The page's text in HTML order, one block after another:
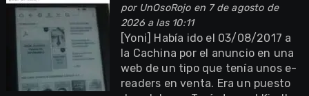
por UnOsoRojoen 7 de agosto de
2026 a las 10:11
[Yoni] Había ido el 03/08/2017 a
la Cachina por el anuncio en una
web de un tipo que tenía unos e-
readers en venta. Era un puesto